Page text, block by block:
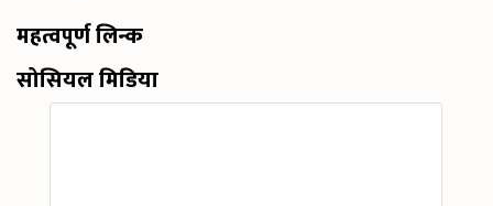
महत्वपूर्ण लिन्क
सोसियल मिडिया